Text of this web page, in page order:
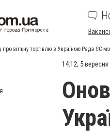
про вільну торгівлю з Україною Рада ЄС
14:12, 5 вересня